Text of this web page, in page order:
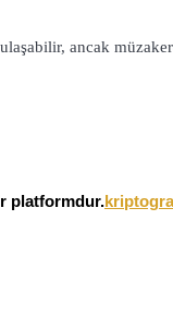
ancak
platformdur.